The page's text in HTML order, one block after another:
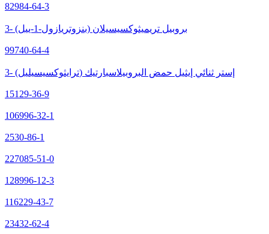
82984-64-3
3- (بنزوتريازول-1-ييل) بروبيل تريميثوكسيسيلان
99740-64-4
3- (ترايثوكسيسيليل) إستر ثنائي إيثيل حمض البروبيلاسبارتيك
15129-36-9
106996-32-1
2530-86-1
227085-51-0
128996-12-3
116229-43-7
23432-62-4